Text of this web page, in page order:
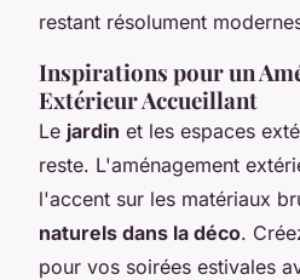
restant résolument
Inspirations pour un
Extérieur Accueillant
Le jardin et les espaces
reste. L'aménagement
l'accent sur les matériaux
naturels dans la déco.
pour vos soirées estivales